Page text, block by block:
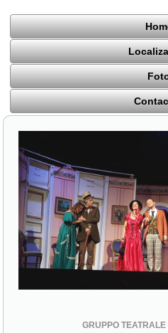
GRUPPO